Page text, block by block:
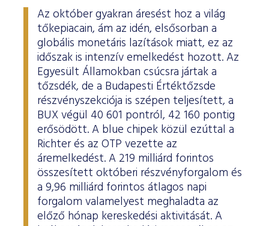
Az október gyakran áresést hoz a világ
tőkepiacain, ám az idén, elsősorban a
globális monetáris lazítások miatt, ez az
időszak is intenzív emelkedést hozott. Az
Egyesült Államokban csúcsra jártak a
tőzsdék, de a Budapesti Értéktőzsde
részvényszekciója is szépen teljesített, a
BUX végül 40 601 pontról, 42 160 pontig
erősödött. A blue chipek közül ezúttal a
Richter és az OTP vezette az
áremelkedést. A 219 milliárd forintos
összesített októberi részvényforgalom és
a 9,96 milliárd forintos átlagos napi
forgalom valamelyest meghaladta az
előző hónap kereskedési aktivitását. A